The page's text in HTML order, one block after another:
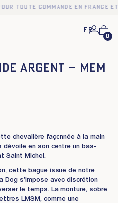
Fr
0
ARGENT – MEM
chevalière façonnée à la main
dévoile en son centre un bas-
Saint Michel.
cette bague issue de notre
Dog s’impose avec discrétion
le temps. La monture, sobre
LMSM, comme une